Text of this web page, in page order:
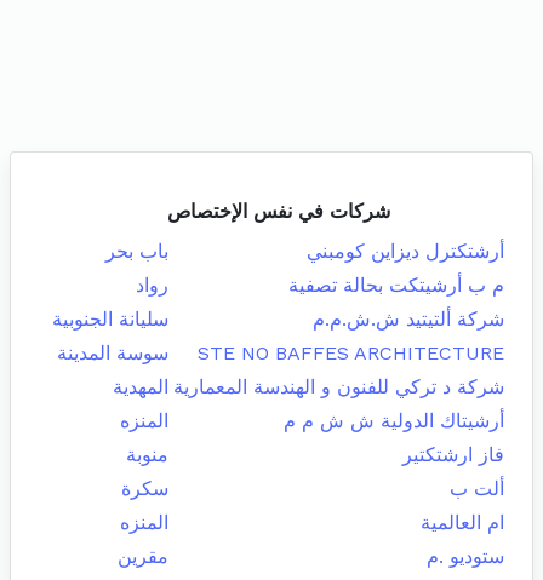
شركات في نفس الإختصاص
أرشتكترل ديزاين كومبني
باب بحر
م ب أرشيتكت بحالة تصفية
رواد
شركة ألتيتيد ش.ش.م.م
سليانة الجنوبية
STE NO BAFFES ARCHITECTURE
سوسة المدينة
شركة د تركي للفنون و الهندسة المعمارية المهدية
أرشيتاك الدولية ش ش م م
المنزه
فاز ارشتكتير
منوبة
ألت ب
سكرة
ام العالمية
المنزه
ستوديو .م
مقرين